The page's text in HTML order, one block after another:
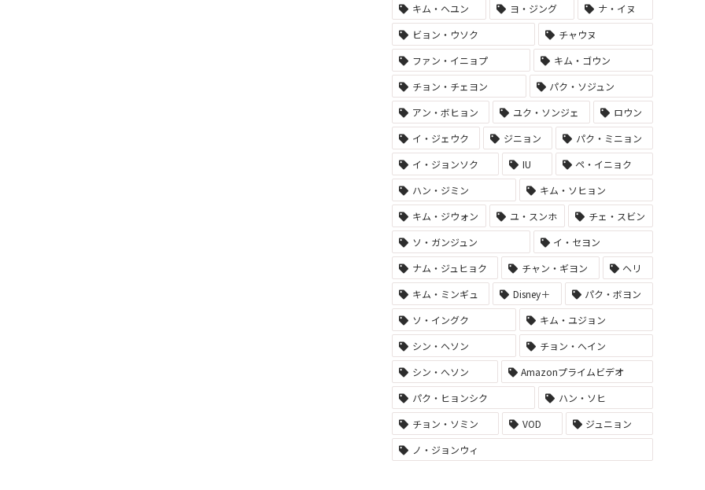
キム・ヘユン
ヨ・ジング
ナ・イヌ
ビョン・ウソク
チャウヌ
ファン・イニョプ
キム・ゴウン
チョン・チェヨン
パク・ソジュン
アン・ボヒョン
ユク・ソンジェ
ロウン
イ・ジェウク
ジニョン
パク・ミニョン
イ・ジョンソク
IU
ペ・イニョク
ハン・ジミン
キム・ソヒョン
キム・ジウォン
ユ・スンホ
チェ・スビン
ソ・ガンジュン
イ・セヨン
ナム・ジュヒョク
チャン・ギヨン
ヘリ
キム・ミンギュ
Disney＋
パク・ボヨン
ソ・イングク
キム・ユジョン
シン・ヘソン
チョン・へイン
シン・へソン
Amazonプライムビデオ
パク・ヒョンシク
ハン・ソヒ
チョン・ソミン
VOD
ジュニョン
ノ・ジョンウィ